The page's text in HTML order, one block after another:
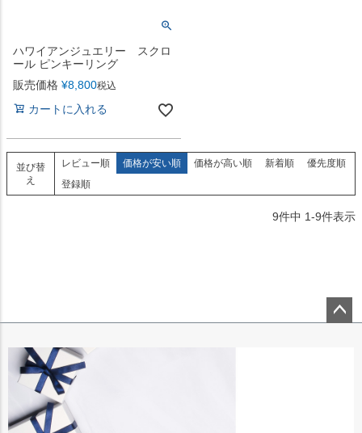
ハワイアンジュエリー スクロ
ール ピンキーリング
販売価格 ¥8,800税込
カートに入れる
並び替
え
レビュー順 価格が安い順 価格が高い順 新着順
優先度順
登録順
9件中 1-9件表示